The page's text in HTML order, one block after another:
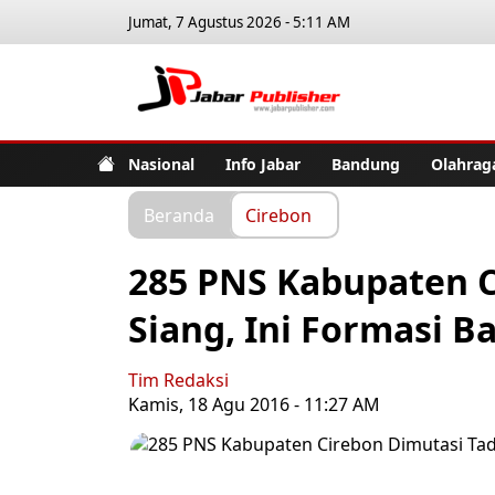
Jumat, 7 Agustus 2026 - 5:11 AM
Nasional Info Jabar Bandung
Beranda Cirebon
285 PNS Kabupaten
Siang, Ini Formasi
Tim Redaksi
Kamis, 18 Agu 2016 - 11:27 AM